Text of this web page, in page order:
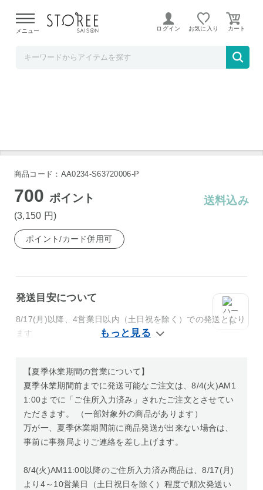
よる配送遅延が発生しております。
メニュー ログイン お気に入り
肉すい 4食 〔180g×4〕
商品コード：AA0234-S63720006-P
700ポイント
(3,150 円)
送料込み
ポイント/カード併用可
発送目安について
8/17(月)以降、4営業日以内（土日祝を除く）での発送となり
ます
【夏季休業期間の営業について】
夏季休業期間前までに発送可能なご注文は、8/4(火)AM1
1:00までに「ご住所入力済み」されたご注文とさせてい
ただきます。 （一部対象外の商品があります）
万が一、夏季休業期間前に商品発送が出来ない場合は、
事前に事務局よりご連絡を差し上げます。
8/4(火)AM11:00以降のご住所入力済み商品は、8/17(月)
より4～10営業日（土日祝日を除く）程度で順次発送い